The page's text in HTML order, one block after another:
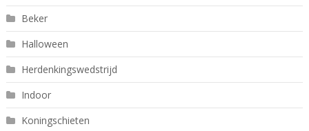
Beker
Halloween
Herdenkingswedstrijd
Indoor
Koningschieten